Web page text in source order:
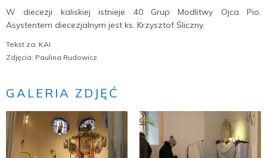
W diecezji kaliskiej istnieje 40 Grup Modlitwy Ojca Pio.
Asystentem diecezjalnym jest ks. Krzysztof Śliczny.
Tekst za: KAI
Zdjęcia: Paulina Rudowicz
GALERIA ZDJĘĆ